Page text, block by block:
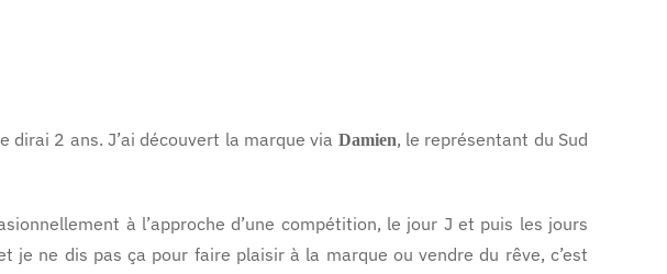
dirai 2 ans. J’ai découvert la marque via Damien, le représentant du Sud
à l’approche d’une compétition, le jour J et puis les jours
je ne dis pas ça pour faire plaisir à la marque ou vendre du rêve, c’est